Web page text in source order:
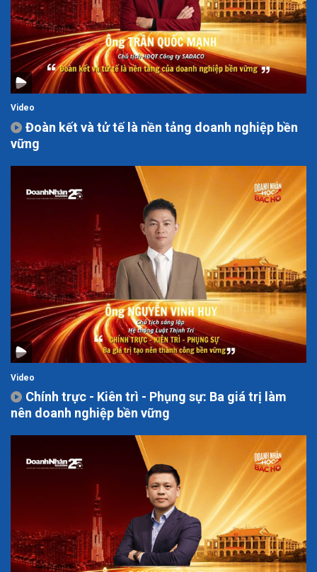
Video
Đoàn kết và tử tế là nền tảng doanh nghiệp bền
vững
Video
Chính trực - Kiên trì - Phụng sự: Ba giá trị làm
nên doanh nghiệp bền vững